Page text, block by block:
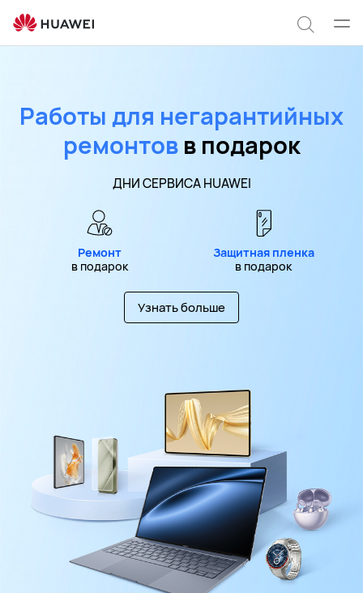
Служба
поддержки
HUAWEI
Поиск
Работы для негарантийных
ремонтовв подарок
ДНИ СЕРВИСА HUAWEI
Ремонт
в подарок
Защитная пленка
в подарок
Узнать больше